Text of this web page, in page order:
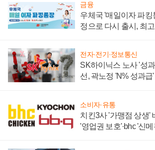
금융
우체국 '매일이자 파킹
정으로 다시 출시, 최고
전자·전기·정보통신
SK하이닉스 노사 '성
선, 곽노정 'N% 성과
소비자·유통
치킨3사 '가맹점 상생'
'영업권 보호'·bhc '신